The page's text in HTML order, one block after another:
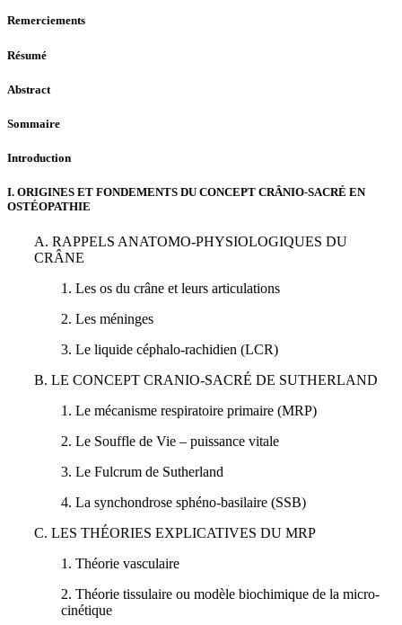
Remerciements
Résumé
Abstract
Sommaire
Introduction
I. ORIGINES ET FONDEMENTS DU CONCEPT CRÂNIO-SACRÉ EN
OSTÉOPATHIE
A. RAPPELS ANATOMO-PHYSIOLOGIQUES DU
CRÂNE
1. Les os du crâne et leurs articulations
2. Les méninges
3. Le liquide céphalo-rachidien (LCR)
B. LE CONCEPT CRANIO-SACRÉ DE SUTHERLAND
1. Le mécanisme respiratoire primaire (MRP)
2. Le Souffle de Vie – puissance vitale
3. Le Fulcrum de Sutherland
4. La synchondrose sphéno-basilaire (SSB)
C. LES THÉORIES EXPLICATIVES DU MRP
1. Théorie vasculaire
2. Théorie tissulaire ou modèle biochimique de la micro-
cinétique